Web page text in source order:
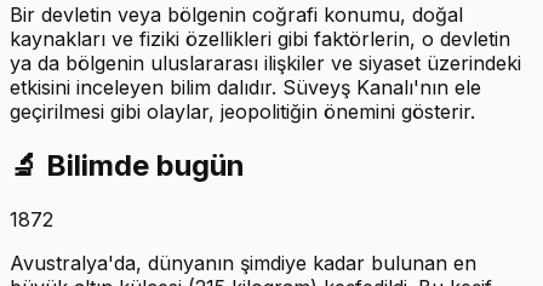
Bir devletin veya bölgenin coğrafi konumu, doğal
kaynakları ve fiziki özellikleri gibi faktörlerin, o devletin
ya da bölgenin uluslararası ilişkiler ve siyaset üzerindeki
etkisini inceleyen bilim dalıdır. Süveyş Kanalı'nın ele
geçirilmesi gibi olaylar, jeopolitiğin önemini gösterir.
🔬 Bilimde bugün
1872
Avustralya'da, dünyanın şimdiye kadar bulunan en